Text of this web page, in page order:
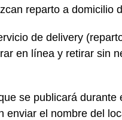
reparto a domicilio
de delivery
en línea y retirar sin
se publicará durante
enviar el nombre del